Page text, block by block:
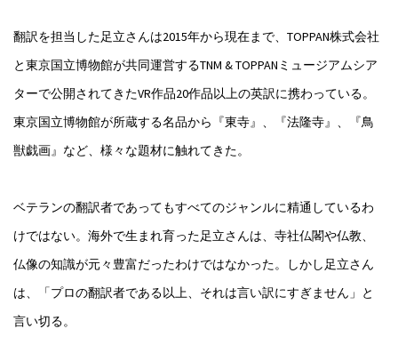
翻訳を担当した足立さんは2015年から現在まで、TOPPAN株式会社
と東京国立博物館が共同運営するTNM & TOPPANミュージアムシア
ターで公開されてきたVR作品20作品以上の英訳に携わっている。
東京国立博物館が所蔵する名品から『東寺』、『法隆寺』、『鳥
獣戯画』など、様々な題材に触れてきた。
ベテランの翻訳者であってもすべてのジャンルに精通しているわ
けではない。海外で生まれ育った足立さんは、寺社仏閣や仏教、
仏像の知識が元々豊富だったわけではなかった。しかし足立さん
は、「プロの翻訳者である以上、それは言い訳にすぎません」と
言い切る。